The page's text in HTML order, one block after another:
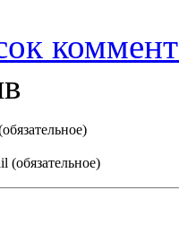
(обязательное)